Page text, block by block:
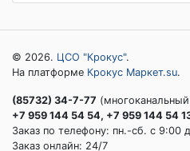
© 2026. ЦСО "Крокус".
На платформе Крокус Маркет.su.
(85732) 34-7-77
+7 959 144 54 54, +7 959 144 54
Заказ по телефону: пн.-сб. c 9:00
Заказ онлайн: 24/7